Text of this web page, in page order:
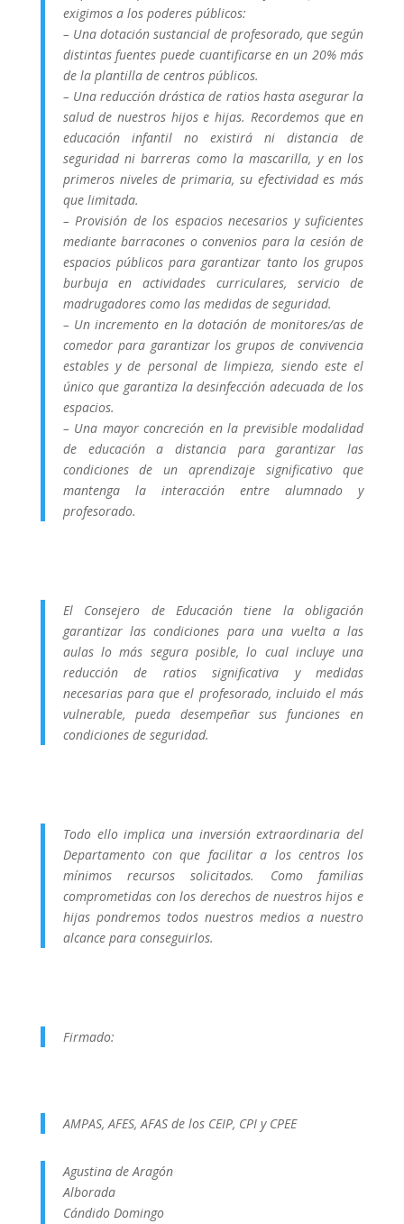
exigimos a los poderes públicos:
– Una dotación sustancial de profesorado, que según
distintas fuentes puede cuantificarse en un 20% más
de la plantilla de centros públicos.
– Una reducción drástica de ratios hasta asegurar la
salud de nuestros hijos e hijas. Recordemos que en
educación infantil no existirá ni distancia de
seguridad ni barreras como la mascarilla, y en los
primeros niveles de primaria, su efectividad es más
que limitada.
– Provisión de los espacios necesarios y suficientes
mediante barracones o convenios para la cesión de
espacios públicos para garantizar tanto los grupos
burbuja en actividades curriculares, servicio de
madrugadores como las medidas de seguridad.
– Un incremento en la dotación de monitores/as de
comedor para garantizar los grupos de convivencia
estables y de personal de limpieza, siendo este el
único que garantiza la desinfección adecuada de los
espacios.
– Una mayor concreción en la previsible modalidad
de educación a distancia para garantizar las
condiciones de un aprendizaje significativo que
mantenga la interacción entre alumnado y
profesorado.
El Consejero de Educación tiene la obligación
garantizar las condiciones para una vuelta a las
aulas lo más segura posible, lo cual incluye una
reducción de ratios significativa y medidas
necesarias para que el profesorado, incluido el más
vulnerable, pueda desempeñar sus funciones en
condiciones de seguridad.
Todo ello implica una inversión extraordinaria del
Departamento con que facilitar a los centros los
mínimos recursos solicitados. Como familias
comprometidas con los derechos de nuestros hijos e
hijas pondremos todos nuestros medios a nuestro
alcance para conseguirlos.
Firmado:
AMPAS, AFES, AFAS de los CEIP, CPI y CPEE
Agustina de Aragón
Alborada
Cándido Domingo